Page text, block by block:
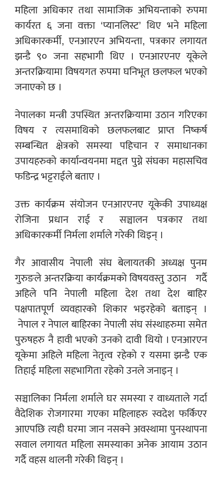
महिला अधिकार तथा सामाजिक अभियन्ताको रुपमा
कार्यरत ६ जना वक्ता ‘प्यानलिस्ट’ थिए भने महिला
अधिकारकर्मी, एनआरएन अभियन्ता, पत्रकार लगायत
झन्डै ९० जना सहभागी थिए । एनआरएनए यूकेले
अन्तरक्रियामा विषयगत रुपमा घनिभूत छलफल भएको
जनाएको छ ।
नेपालका मन्त्री उपस्थित अन्तरक्रियामा उठान गरिएका
विषय र त्यसमाथिको छलफलबाट प्राप्त निष्कर्ष
सम्बन्धित क्षेत्रको समस्या पहिचान र समाधानका
उपायहरुको कार्यान्वयनमा मद्दत पुग्ने संघका महासचिव
फडिन्द्र भट्टराईले बताए ।
उक्त कार्यक्रम संयोजन एनआरएनए यूकेकी उपाध्यक्ष
रोजिना प्रधान राई र सञ्चालन पत्रकार तथा
अधिकारकर्मी निर्मला शर्माले गरेकी थिइन् ।
गैर आवासीय नेपाली संघ बेलायतकी अध्यक्ष पुनम
गुरुङले अन्तरक्रिया कार्यक्रमको विषयवस्तु उठान गर्दै
अहिले पनि नेपाली महिला देश तथा देश बाहिर
पक्षपातपूर्ण व्यवहारको शिकार भइरहेको बताइन् ।
नेपाल र नेपाल बाहिरका नेपाली संघ संस्थाहरुमा समेत
पुरुषहरु नै हावी भएको उनको दावी थियो । एनआरएन
यूकेमा अहिले महिला नेतृत्व रहेको र यसमा झन्डै एक
तिहाई महिला सहभागिता रहेको उनले जनाइन् ।
सञ्चालिका निर्मला शर्माले घर समस्या र वाध्यताले गर्दा
वैदेशिक रोजगारमा गएका महिलाहरु स्वदेश फर्किएर
आएपछि त्यही घरमा जान नसक्ने अवस्थामा पुनस्थापना
सवाल लगायत महिला समस्याका अनेक आयाम उठान
गर्दै वहस थालनी गरेकी थिइन् ।